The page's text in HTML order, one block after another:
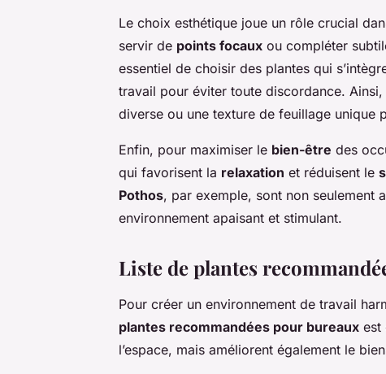
Le choix esthétique joue un rôle crucial
servir de points focaux ou compléter
essentiel de choisir des plantes qui
travail pour éviter toute discordance.
diverse ou une texture de feuillage unique
Enfin, pour maximiser le bien-être des
qui favorisent la relaxation et réduisent le
Pothos, par exemple, sont non seulement
environnement apaisant et stimulant.
Liste de plantes
Pour créer un environnement de travail
plantes recommandées pour bureaux est
l’espace, mais améliorent également le